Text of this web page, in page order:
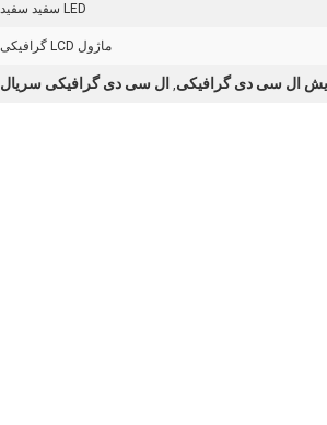
LED سفید سفید
ماژول LCD گرافیکی
ال سی دی گرافیکی, ال سی دی گرافیکی سریال